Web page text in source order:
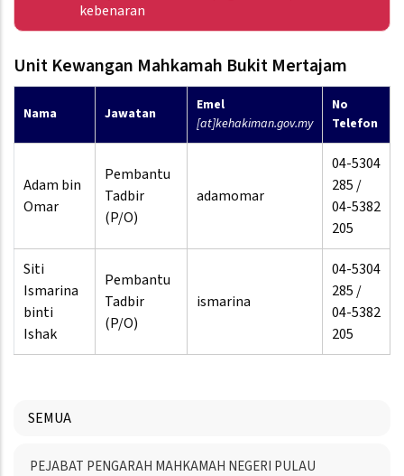
kebenaran
Unit Kewangan Mahkamah Bukit Mertajam
Nama Jawatan
Emel
[at]kehakiman.gov.my
No
Telefon
Adam bin
Omar
Pembantu
Tadbir
(P/O)
adamomar
04-5304
285 /
04-5382
205
Siti
Ismarina
binti
Ishak
Pembantu
Tadbir
(P/O)
ismarina
04-5304
285 /
04-5382
205
SEMUA
Menu
PEJABAT PENGARAH MAHKAMAH NEGERI PULAU